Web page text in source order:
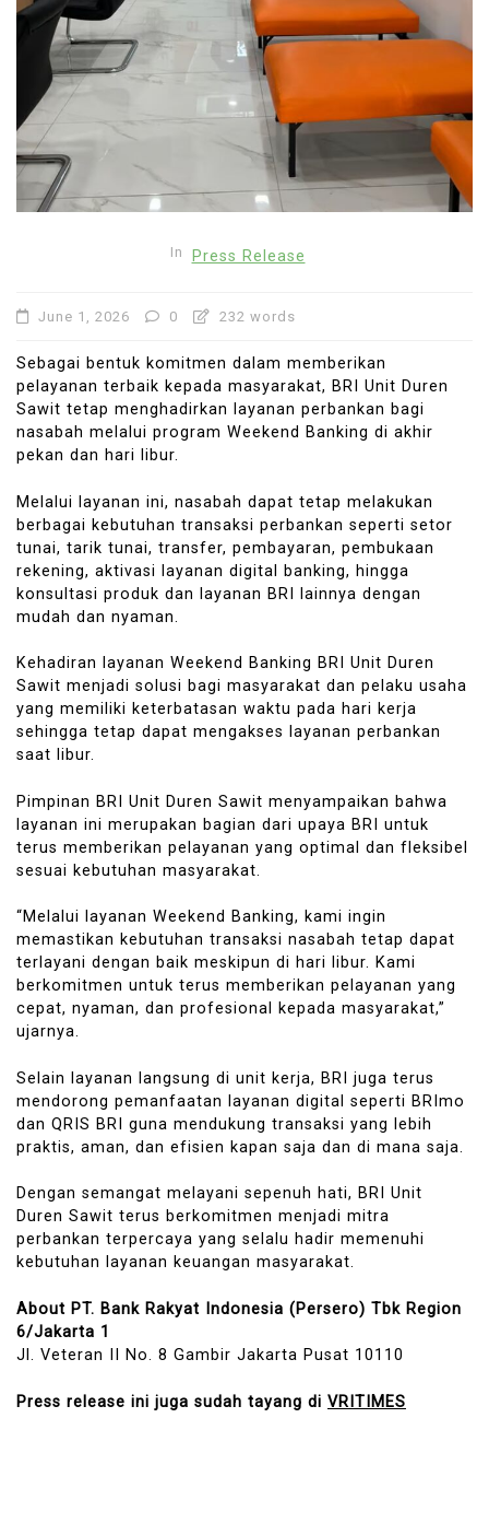
In Press Release
June 1, 2026 0 232 words
Sebagai bentuk komitmen dalam memberikan
pelayanan terbaik kepada masyarakat, BRI Unit Duren
Sawit tetap menghadirkan layanan perbankan bagi
nasabah melalui program Weekend Banking di akhir
pekan dan hari libur.
Melalui layanan ini, nasabah dapat tetap melakukan
berbagai kebutuhan transaksi perbankan seperti setor
tunai, tarik tunai, transfer, pembayaran, pembukaan
rekening, aktivasi layanan digital banking, hingga
konsultasi produk dan layanan BRI lainnya dengan
mudah dan nyaman.
Kehadiran layanan Weekend Banking BRI Unit Duren
Sawit menjadi solusi bagi masyarakat dan pelaku usaha
yang memiliki keterbatasan waktu pada hari kerja
sehingga tetap dapat mengakses layanan perbankan
saat libur.
Pimpinan BRI Unit Duren Sawit menyampaikan bahwa
layanan ini merupakan bagian dari upaya BRI untuk
terus memberikan pelayanan yang optimal dan fleksibel
sesuai kebutuhan masyarakat.
“Melalui layanan Weekend Banking, kami ingin
memastikan kebutuhan transaksi nasabah tetap dapat
terlayani dengan baik meskipun di hari libur. Kami
berkomitmen untuk terus memberikan pelayanan yang
cepat, nyaman, dan profesional kepada masyarakat,”
ujarnya.
Selain layanan langsung di unit kerja, BRI juga terus
mendorong pemanfaatan layanan digital seperti BRImo
dan QRIS BRI guna mendukung transaksi yang lebih
praktis, aman, dan efisien kapan saja dan di mana saja.
Dengan semangat melayani sepenuh hati, BRI Unit
Duren Sawit terus berkomitmen menjadi mitra
perbankan terpercaya yang selalu hadir memenuhi
kebutuhan layanan keuangan masyarakat.
About PT. Bank Rakyat Indonesia (Persero) Tbk Region
6/Jakarta 1
Jl. Veteran II No. 8 Gambir Jakarta Pusat 10110
Press release ini juga sudah tayang di VRITIMES